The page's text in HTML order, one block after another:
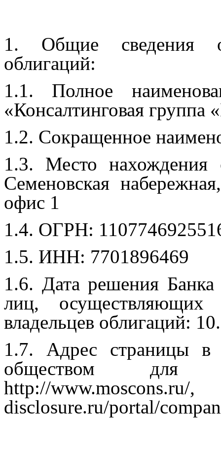
1. Общие сведения о
облигаций:
1.1. Полное
«Консалтинговая
1.2. Сокращенное
1.3. Место нахождения
Семеновская
офис 1
1.4. ОГРН:
1.5. ИНН: 7701896469
1.6. Дата решения
лиц, осуществляющих
владельцев облигаций:
1.7. Адрес страницы в
обществом для
http://www.moscons.ru/,
disclosure.ru/portal/